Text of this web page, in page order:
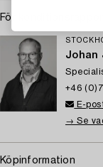
För
Johan
+46
E-
→ Se
Köpinformation